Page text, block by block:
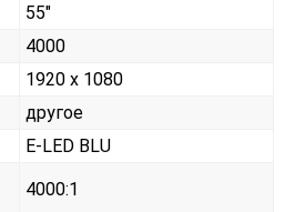
55"
4000
1920 x 1080
другое
E-LED BLU
4000:1